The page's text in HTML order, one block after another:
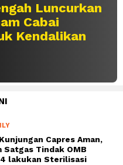
Luncurkan
Cabai
Kendalikan
Capres Aman,
Satgas Tindak OMB
lakukan Sterilisasi